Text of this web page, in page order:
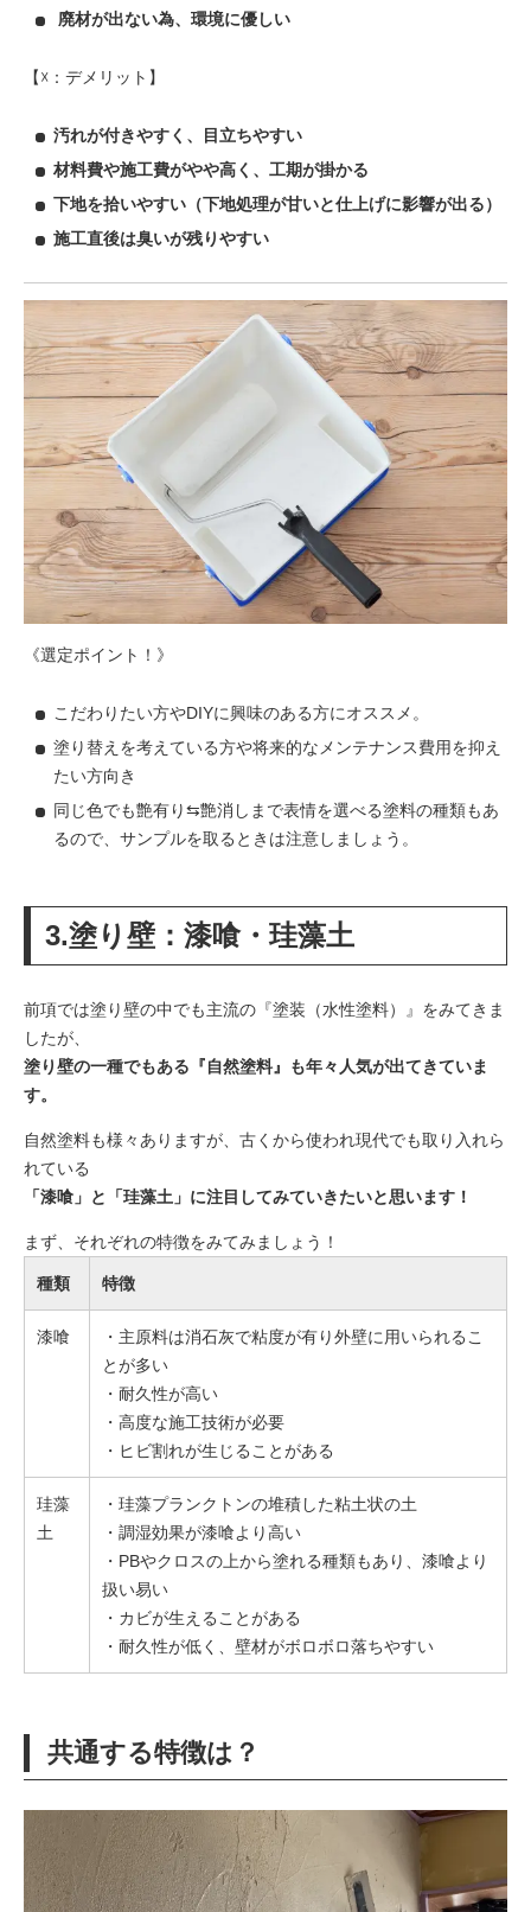
廃材が出ない為、環境に優しい
【☓：デメリット】
汚れが付きやすく、目立ちやすい
材料費や施工費がやや高く、工期が掛かる
下地を拾いやすい（下地処理が甘いと仕上げに影響が出る）
施工直後は臭いが残りやすい
《選定ポイント！》
こだわりたい方やDIYに興味のある方にオススメ。
塗り替えを考えている方や将来的なメンテナンス費用を抑え
たい方向き
同じ色でも艶有り⇆艶消しまで表情を選べる塗料の種類もあ
るので、サンプルを取るときは注意しましょう。
3.塗り壁：漆喰・珪藻土
前項では塗り壁の中でも主流の『塗装（水性塗料）』をみてきま
したが、
塗り壁の一種でもある『自然塗料』も年々人気が出てきていま
す。
自然塗料も様々ありますが、古くから使われ現代でも取り入れら
れている
「漆喰」と「珪藻土」に注目してみていきたいと思います！
まず、それぞれの特徴をみてみましょう！
種類 特徴
漆喰
・主原料は消石灰で粘度が有り外壁に用いられるこ
とが多い
・耐久性が高い
・高度な施工技術が必要
・ヒビ割れが生じることがある
珪藻
土
・珪藻プランクトンの堆積した粘土状の土
・調湿効果が漆喰より高い
・PBやクロスの上から塗れる種類もあり、漆喰より
扱い易い
・カビが生えることがある
・耐久性が低く、壁材がボロボロ落ちやすい
共通する特徴は？